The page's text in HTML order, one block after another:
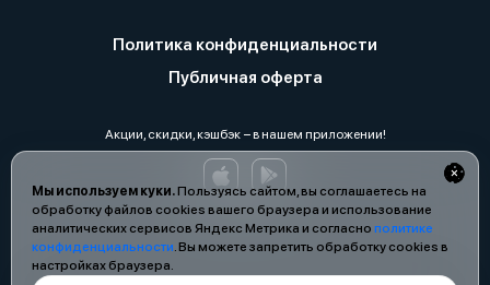
Мы используем куки.Пользуясь сайтом, вы соглашаетесь на
обработку файлов cookies вашего браузера и использование
аналитических сервисов Яндекс Метрика и согласно политике
конфиденциальности. Вы можете запретить обработку cookies в
настройках браузера.
Политика конфиденциальности
Публичная оферта
Акции, скидки, кэшбэк − в нашем приложении!